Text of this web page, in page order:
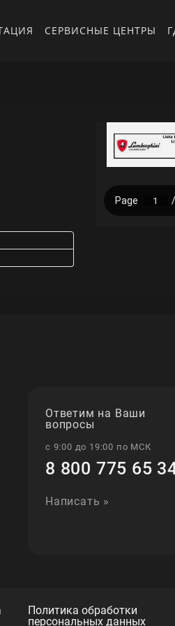
СЕРВИСНЫЕ ЦЕНТРЫ
Ответим на Ваши
вопросы
с 9:00 до 19:00 по МСК
8 800 775 65
Написать »
Политика обработки
персональных данных